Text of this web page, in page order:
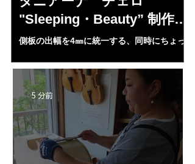
"Sleeping・Beauty” 制作記
31
側板の出幅を4㎜に統一する、同時にちょっ
にできてから。パーフリング用に平を出し。
後々の上下板の固定のため２mmのピンホー
ルを開ける。いよいよBeautyのホワイト完
成に近付く。田中さん、正確な厚み出しのた
めDavid・Sora氏の厚み出し機を自作すると
いう。
5 分前